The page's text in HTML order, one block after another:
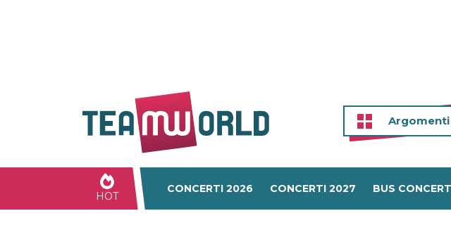
Argomenti
HOT
CONCERTI 2026 CONCERTI 2027 BUS